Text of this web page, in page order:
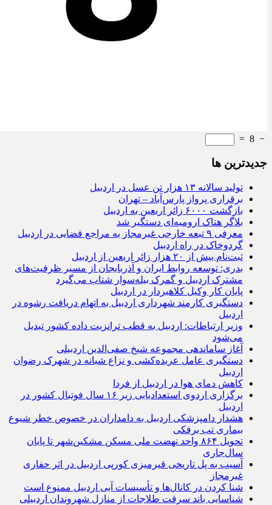
−
8
=
جديدترين ها
تولید سالانه ۱۳ هزار تن عسل در اردبیل
برقراری پرواز پارس‌آباد – تهران
بازگشت ۶۰۰۰ زائر اربعین به اردبیل
بلاگر هتاک ارومیه‌ای دستگیر شد
معرفی ۹ تبعه خارجی غیرمجاز به مراجع قضایی در اردبیل
گردوخاک در راه اردبیل
ثبت‌نام بیش از ۲۰ هزار زائر اربعین از اردبیل
بدری: توسعه روابط ایران و آذربایجان از مسیر ظرفیت‌های
مشترک اردبیل و گمرک بیله‌سوار شتاب می‌گیرد
پایان کار وکیل کلاهبردار در اردبیل
دستگیری کارمند شهرداری اردبیل به اتهام دریافت رشوه در
اردبیل
وزیر ارتباطات: اردبیل به قطب ترانزیت داده کشور تبدیل
می‌شود
آغاز ساماندهی مجموعه شیخ صفی‌الدین اردبیلی
دستگیری عامل عربده‌کشی و نزاع شبانه در شهرک رضوان
اردبیل
کاهش دمای هوا در اردبیل از فردا
برگزاری اردوی استعدادیابی زیر ۱۶ سال فوتبال کشور در
اردبیل
هشدار دامپزشکی اردبیل به دامداران در خصوص خطر شیوع
بیماری تب برفکی
تحویل ۸۶۴ واحد نهضت ملی مسکن مشکین‌شهر تا پایان
سال‌جاری
آسیب به پل تاریخی قیرمیزی کورپی اردبیل در اثر حفاری
غیرمجاز
شنا کردن در کانال‌ها و تأسیسات آبی اردبیل ممنوع است
شناسایی باند سرقت طلاجات از منازل شهروندان اردبیلی